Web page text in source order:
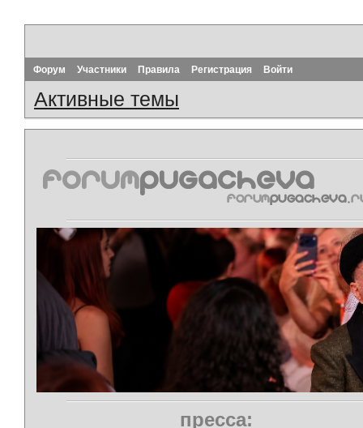
Форум Участники Правила Регистрация Войти
Активные темы
пресса: